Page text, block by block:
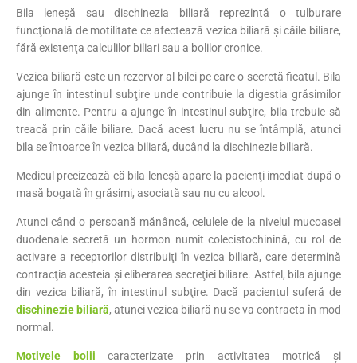
Bila leneşă sau dischinezia biliară reprezintă o tulburare
funcţională de motilitate ce afectează vezica biliară şi căile biliare,
fără existenţa calculilor biliari sau a bolilor cronice.
Vezica biliară este un rezervor al bilei pe care o secretă ficatul. Bila
ajunge în intestinul subţire unde contribuie la digestia grăsimilor
din alimente. Pentru a ajunge în intestinul subţire, bila trebuie să
treacă prin căile biliare. Dacă acest lucru nu se întâmplă, atunci
bila se întoarce în vezica biliară, ducând la dischinezie biliară.
Medicul precizează că bila leneşă apare la pacienţi imediat după o
masă bogată în grăsimi, asociată sau nu cu alcool.
Atunci când o persoană mănâncă, celulele de la nivelul mucoasei
duodenale secretă un hormon numit colecistochinină, cu rol de
activare a receptorilor distribuiţi în vezica biliară, care determină
contracţia acesteia şi eliberarea secreţiei biliare. Astfel, bila ajunge
din vezica biliară, în intestinul subţire. Dacă pacientul suferă de
dischinezie biliară, atunci vezica biliară nu se va contracta în mod
normal.
Motivele bolii
caracterizate prin activitatea motrică și